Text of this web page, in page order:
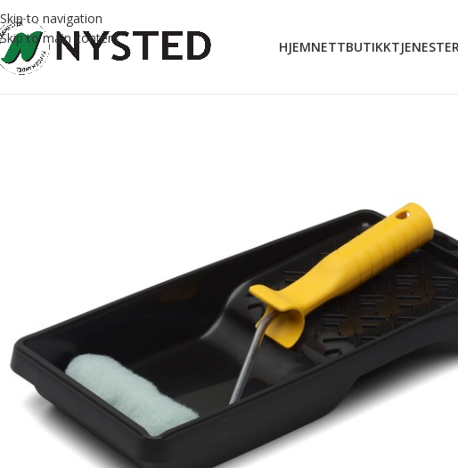
Skip to navigation
Skip to main content
HJEMNETTBUTIKK